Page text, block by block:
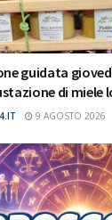
guidata
di miele
9 AGOSTO 2026